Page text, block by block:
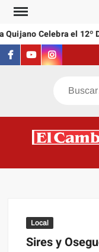
Saltar
contenidoCelebra el 12º
Facebook
YoutubeInstagram
Buscar
Local
Sires y